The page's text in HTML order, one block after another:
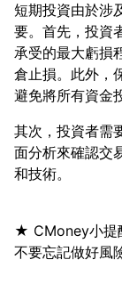
短期投資由於涉
要。首先，投資
承受的最大虧損
倉止損。此外，
其次，投資者需
面分析來確認交
★ CMoney小提